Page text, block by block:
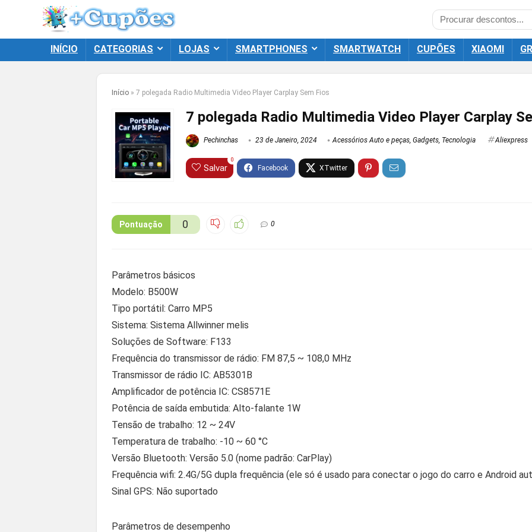
INÍCIO CATEGORIAS LOJAS SMARTPHONES SMARTWATCH CUPÕES XIAOMI
Início » 7 polegada Radio Multimedia Video Player Carplay Sem Fios
7 polegada Radio Multimedia Video Player Carplay
Pechinchas 23 de Janeiro, 2024 Acessórios Auto e peças, Gadgets, Tecnologia Aliexpress
Salvar
0
Pontuação 0 0
Parâmetros básicos
Modelo: B500W
Tipo portátil: Carro MP5
Sistema: Sistema Allwinner melis
Soluções de Software: F133
Frequência do transmissor de rádio: FM 87,5 ~ 108,0 MHz
Transmissor de rádio IC: AB5301B
Amplificador de potência IC: CS8571E
Potência de saída embutida: Alto-falante 1W
Tensão de trabalho: 12 ~ 24V
Temperatura de trabalho: -10 ~ 60 °C
Versão Bluetooth: Versão 5.0 (nome padrão: CarPlay)
Frequência wifi: 2.4G/5G dupla frequência (ele só é usado para conectar o jogo do carro e Android
Sinal GPS: Não suportado
Parâmetros de desempenho